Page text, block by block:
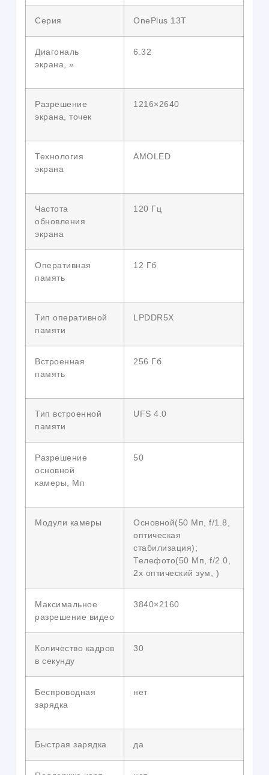
Серия OnePlus 13T
Диагональ
экрана, »
6.32
Разрешение
экрана, точек
1216×2640
Технология
экрана
AMOLED
Частота
обновления
экрана
120 Гц
Оперативная
память
12 Гб
Тип оперативной
памяти
LPDDR5X
Встроенная
память
256 Гб
Тип встроенной
памяти
UFS 4.0
Разрешение
основной
камеры, Мп
50
Модули камеры
Основной(50 Мп, f/1.8,
оптическая
стабилизация);
Телефото(50 Мп, f/2.0,
2x оптический зум, )
Максимальное
разрешение видео
3840×2160
Количество кадров
в секунду
30
Беспроводная
зарядка
нет
Быстрая зарядка да